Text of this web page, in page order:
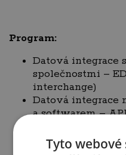
Program:
Datová integrace
společnostmi –
interchange)
Datová integrace
a softwarem –
Práce s
Tyto